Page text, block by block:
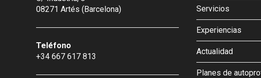
08271 Artés (Barcelona)
Teléfono
+34 667 617 813
Servicios
Experiencias
Actualidad
Planes de